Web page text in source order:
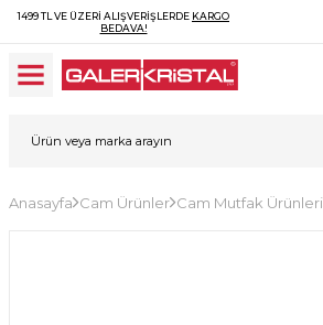
1499 TL VE ÜZERI ALIŞVERIŞLERDE KARGO
BEDAVA!
Anasayfa Cam Ürünler Cam Mutfak Ürünleri